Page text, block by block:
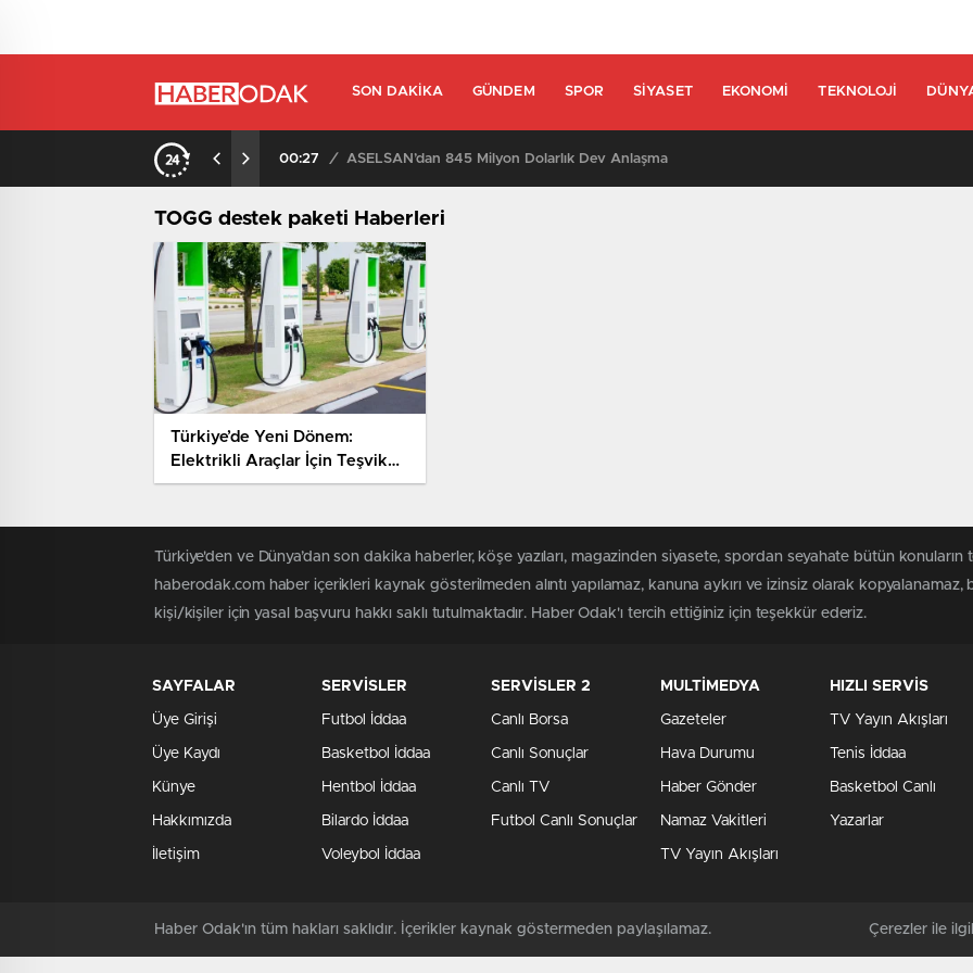
SON DAKIKA GÜNDEM SPOR SIYASET EKONOMI TEKNOLOJI
00:27 / ASELSAN’dan 845 Milyon Dolarlık Dev Anlaşma
TOGG destek paketi Haberleri
Türkiye’de Yeni Dönem:
Elektrikli Araçlar İçin Teşvik
Paketi Açıklandı
Türkiye'den ve Dünya’dan son dakika haberler, köşe yazıları, magazinden siyasete, spordan seyahate bütün
haberodak.com haber içerikleri kaynak gösterilmeden alıntı yapılamaz, kanuna aykırı ve izinsiz olarak kopyalanamaz,
kişi/kişiler için yasal başvuru hakkı saklı tutulmaktadır. Haber Odak'ı tercih ettiğiniz için teşekkür ederiz.
SAYFALAR
Üye Girişi
Üye Kaydı
Künye
Hakkımızda
İletişim
SERVİSLER
Futbol İddaa
Basketbol İddaa
Hentbol İddaa
Bilardo İddaa
Voleybol İddaa
SERVİSLER 2
Canlı Borsa
Canlı Sonuçlar
Canlı TV
Futbol Canlı Sonuçlar
MULTİMEDYA
Gazeteler
Hava Durumu
Haber Gönder
Namaz Vakitleri
TV Yayın Akışları
HIZLI SERVİS
TV Yayın Akışları
Tenis İddaa
Basketbol Canlı
Yazarlar
Haber Odak'ın tüm hakları saklıdır. İçerikler kaynak göstermeden paylaşılamaz. Çerezler ile